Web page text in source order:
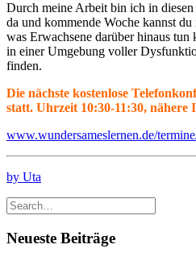
Durch meine Arbeit bin ich in
da und kommende Woche kannst
was Erwachsene darüber hinaus
in einer Umgebung voller
finden.
Die nächste kostenlose
statt. Uhrzeit 10:30-11:30, nähere
www.wundersameslernen.de/
by Uta
Neueste Beiträge